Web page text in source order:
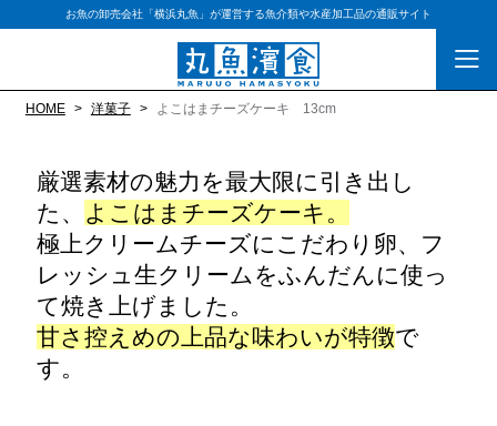
お魚の卸売会社「横浜丸魚」が運営する魚介類や水産加工品の通販サイト
HOME 洋菓子 よこはまチーズケーキ 13cm
厳選素材の魅力を最大限に引き出し
た、
よこはまチーズケーキ。
極上クリームチーズにこだわり卵、フ
レッシュ生クリームをふんだんに使っ
て焼き上げました。
甘さ控えめの上品な味わいが特徴で
す。